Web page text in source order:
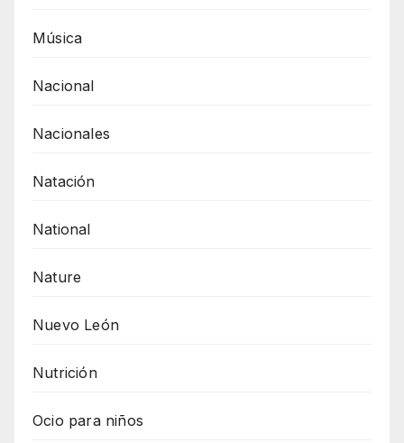
Música
Nacional
Nacionales
Natación
National
Nature
Nuevo León
Nutrición
Ocio para niños